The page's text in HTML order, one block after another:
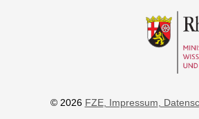
© 2026 FZE, Impressum,